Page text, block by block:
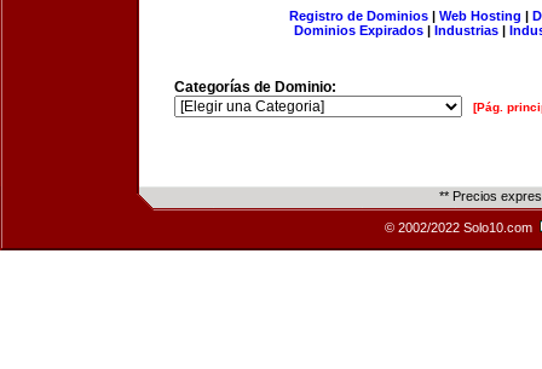
Registro de Dominios| Web Hosting |
Dominios Expirados | Industrias |
Categorías de Dominio:
[Pág.
** Precios
© 2002/2022 Solo10.com